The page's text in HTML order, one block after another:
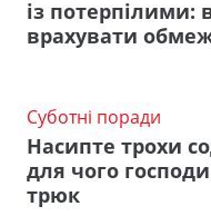
із потерпілими:
врахувати
Суботні поради
Насипте трохи
для чого
трюк